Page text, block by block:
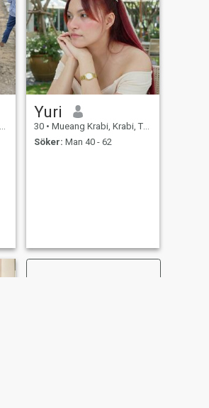
Yuri
30 • Mueang Krabi, Krabi, Thailand
Söker: Man 40 - 62